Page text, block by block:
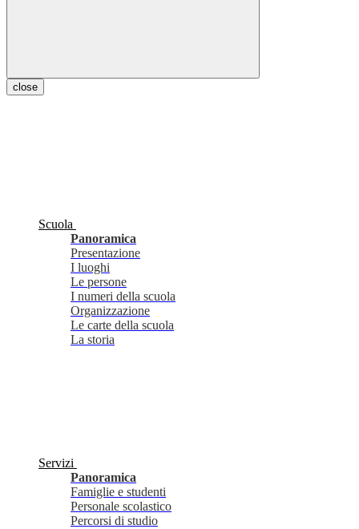
close
Scuola
Panoramica
Presentazione
I luoghi
Le persone
I numeri della scuola
Organizzazione
Le carte della scuola
La storia
Servizi
Panoramica
Famiglie e studenti
Personale scolastico
Percorsi di studio